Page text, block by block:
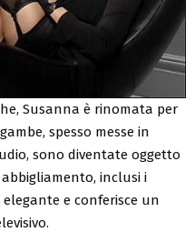
Susanna è rinomata per
spesso messe in
sono diventate oggetto
inclusi i
e conferisce un